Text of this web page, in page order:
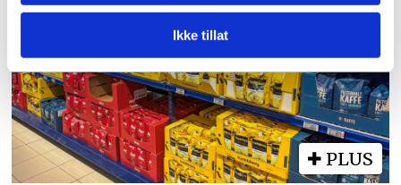
annonsering og analysearbeid, som kan kombinere den
med annen informasjon du har gjort tilgjengelig for dem,
eller som de har samlet inn gjennom din bruk av
tjenestene deres.
Ikke tillat
PLUS